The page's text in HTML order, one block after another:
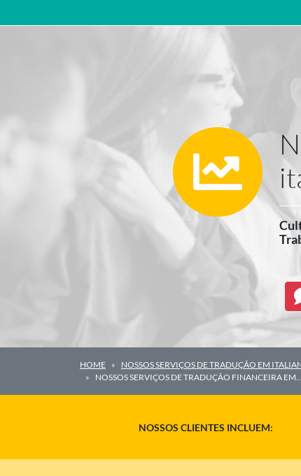
Navegação principal
HOME
NOSSOS SERVIÇOS DE TRADUÇÃO EM
NOSSOS SERVIÇOS DE TRADUÇÃO FINANCEIRA EM…
NOSSOS CLIENTES INCLUEM: